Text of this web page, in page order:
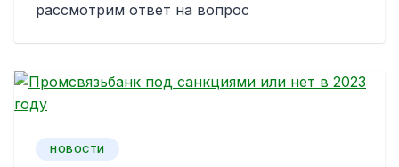
рассмотрим ответ на вопрос
НОВОСТИ